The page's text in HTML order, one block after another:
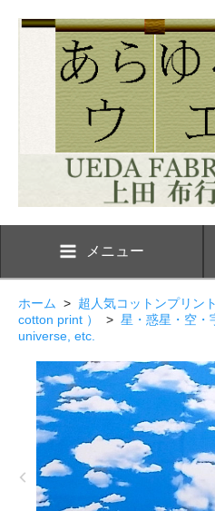
メニュー
ホーム > 超人気コットンプリン
cotton print ）
> 星・惑星・空・
universe, etc.